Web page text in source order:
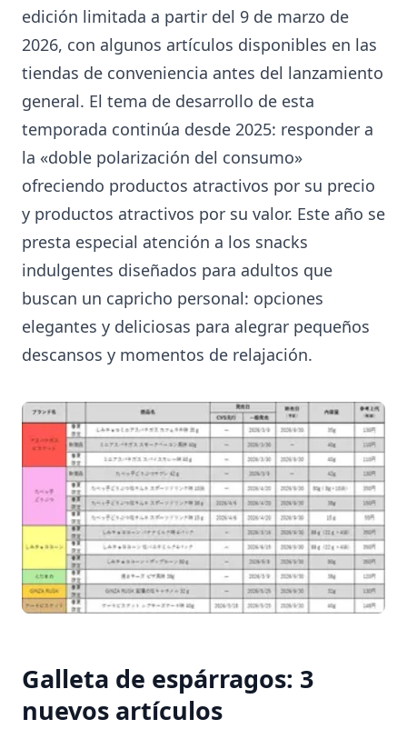
edición limitada a partir del 9 de marzo de
2026, con algunos artículos disponibles en las
tiendas de conveniencia antes del lanzamiento
general. El tema de desarrollo de esta
temporada continúa desde 2025: responder a
la «doble polarización del consumo»
ofreciendo productos atractivos por su precio
y productos atractivos por su valor. Este año se
presta especial atención a los snacks
indulgentes diseñados para adultos que
buscan un capricho personal: opciones
elegantes y deliciosas para alegrar pequeños
descansos y momentos de relajación.
Galleta de espárragos: 3
nuevos artículos